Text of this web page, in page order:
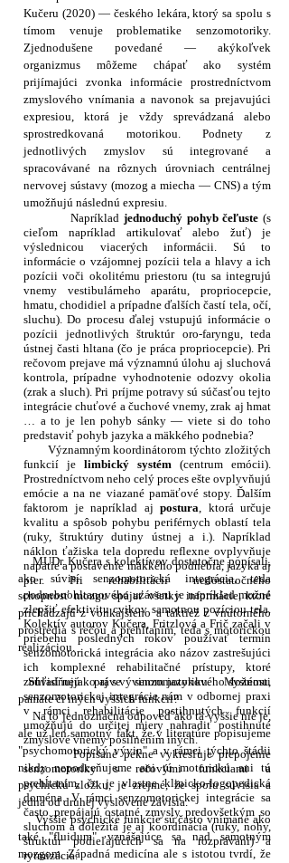
Kučeru (2020) — českého lekára, ktorý sa spolu s
tímom venuje problematike senzomotoriky.
Zjednodušene povedané — akýkoľvek
organizmus môžeme chápať ako systém
prijímajúci zvonka informácie prostredníctvom
zmyslového vnímania a navonok sa prejavujúci
expresiou, ktorá je vždy sprevádzaná alebo
sprostredkovaná motorikou. Podnety z
jednotlivých zmyslov sú integrované a
spracovávané na rôznych úrovniach centrálnej
nervovej sústavy (mozog a miecha — CNS) a tým
umožňujú následnú expresiu.
Napríklad jednoduchý pohyb čeľuste (s
cieľom napríklad artikulovať alebo žuť) je
výslednicou viacerých informácii. Sú to
informácie o vzájomnej pozícii tela a hlavy a ich
pozícii voči okolitému priestoru (tu sa integrujú
vnemy vestibulárneho aparátu, propriocepcie,
hmatu, chodidiel a prípadne ďalších častí tela, očí,
sluchu). Do procesu ďalej vstupujú informácie o
pozícii jednotlivých štruktúr oro-faryngu, teda
ústnej časti hltana (čo je práca propriocepcie). Pri
rečovom prejave má významnú úlohu aj sluchová
kontrola, prípadne vyhodnotenie odozvy okolia
(zrak a sluch). Pri príjme potravy sú súčasťou tejto
integrácie chuťové a čuchové vnemy, zrak aj hmat
… a to je len pohyb sánky — viete si do toho
predstaviť pohyb jazyka a mäkkého podnebia?
Významným koordinátorom týchto zložitých
funkcií je limbický systém (centrum emócii).
Prostredníctvom neho celý proces ešte ovplyvňujú
emócie a na ne viazané pamäťové stopy. Ďalším
faktorom je napríklad aj postura, ktorá určuje
kvalitu a spôsob pohybu periférnych oblastí tela
(ruky, štruktúry dutiny ústnej a i.). Napríklad
náklon ťažiska tela dopredu reflexne ovplyvňuje
napätie a postavenie mäkkého podnebia, jazyka aj
pier. Pri rehabilitácii nedostatočného
podnebnohltanového uzáveru je napríklad možné
zlepšiť efektivitu cvikov samotnou pozíciou tela.
Kolektív autorov Kučera, Fritzlová a Frič začali v
priebehu posledných rokov používať termín
senzomotorická integrácia ako názov zastrešujúci
ich komplexné rehabilitačné prístupy, ktoré
zohľadňujú práve senzomotoriku. Možnosti
senzomotorickej integrácie nám v odbornej praxi
v rámci rehabilitácie postihnutých funkcií
umožňujú do určitej miery nahradiť postihnuté
zmyslové vnemy posilnením iných.
Popísané pekne vykresľuje prepojenie
senzomotoriky s rečovými funkciami a
prehĺtaním, čo je vlastne klinicko-logopedická
doména. V rámci senzomotorickej integrácie sa
často prepájajú ostatné zmysly predovšetkým so
sluchom a dôležitá je aj koordinácia (ruky, nohy,
štruktúr podieľajúcich sa na rozprávaní) a
rytmizácia.
MUDr. Kučera s kolektívov dostatočne popísali,
ako súvisí senzomotorická integrácia, teda
schopnosť mozgu spájať všetky informácie, ktoré
prichádzajú z vonkajšieho a taktiež z vnútorného
prostredia s rečou a prehĺtaním, teda s motorickou
realizáciou.
Súvisí nejako aj s vývinom jazykového systému,
pamäte či iných vyšších funkcii?
Na to jednoznačná odpoveď ako tá vyššie nie je,
ale už len samotný fakt, že v literatúre popisujeme
"psychomotorický vývin" a v rámci týchto štádii
nikdy nepodceňujeme ani tú motorickú ani tú
psychickú zložku, je zrejmé, že spolu súvisia a
jedna od druhej vyslovene závisia.
Vyššie psychické funkcie sú často vnímané ako
také "fluidum" vznášajúce sa nad samotným
mozgom. Západná medicína ale s istotou tvrdí, že